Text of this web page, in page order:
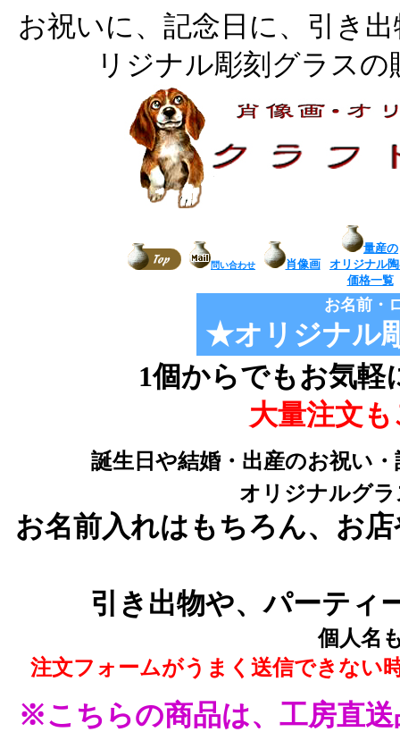
お祝いに、記念日に、引き
リジナル彫刻グラスの
問い合わせ 肖像画
量産の
オリジナル
価格一覧
お名前・
★オリジナル
1個からでもお気軽
大量注文
誕生日や結婚・出産のお祝い
オリジナルグ
お名前入れはもちろん、お
引き出物や、パーティ
個人名
注文フォームがうまく送信できない
※こちらの商品は、工房直